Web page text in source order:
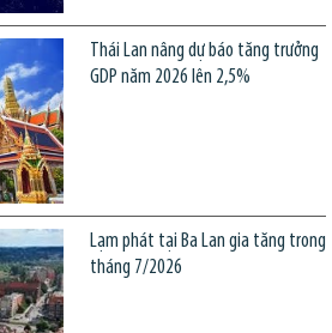
Thái Lan nâng dự báo tăng trưởng
GDP năm 2026 lên 2,5%
Lạm phát tại Ba Lan gia tăng trong
tháng 7/2026